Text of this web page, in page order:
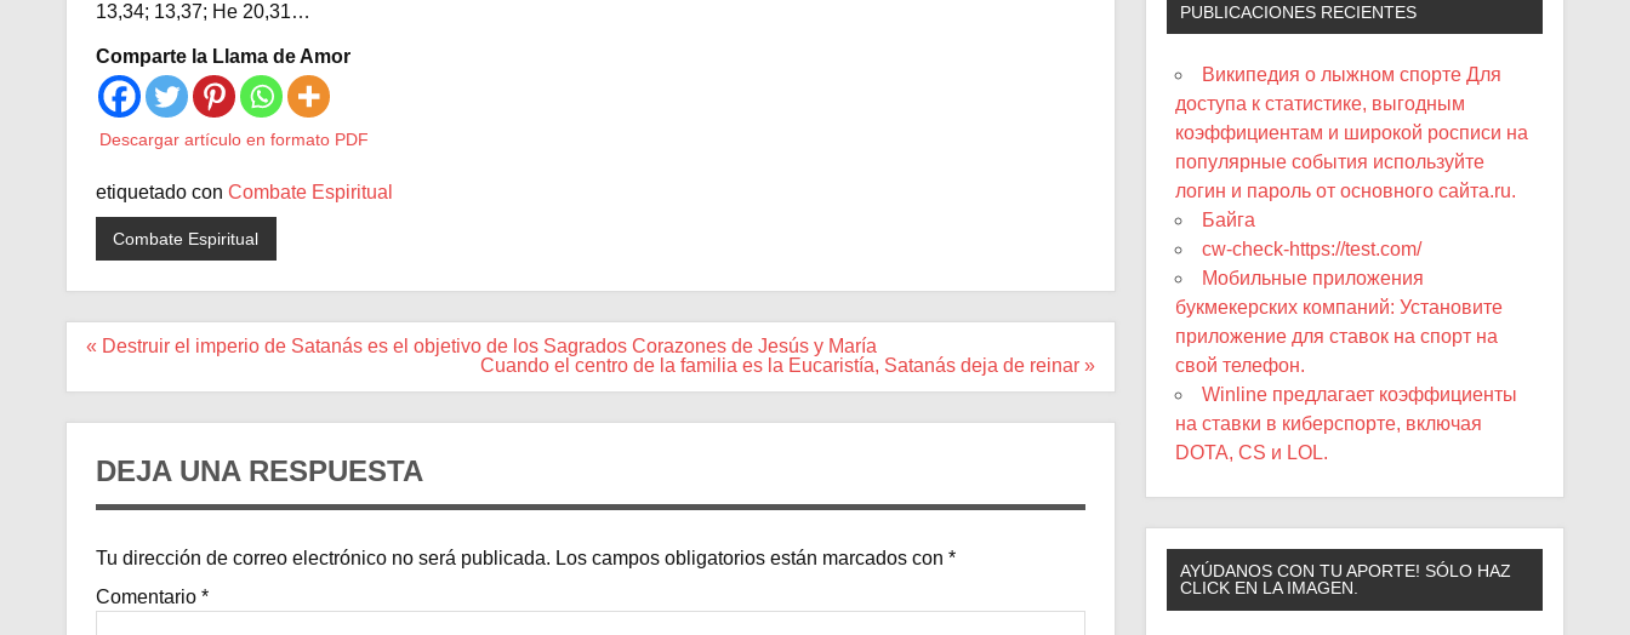
13,34; 13,37; He 20,31…
Comparte la Llama de Amor
Descargar artículo en formato PDF
etiquetado con Combate Espiritual
Combate Espiritual
Navegación
« Destruir el imperio de Satanás es el objetivo de los Sagrados Corazones de Jesús y María
Cuando el centro de la familia es la Eucaristía, Satanás deja de reinar »
DEJA UNA RESPUESTA
Tu dirección de correo electrónico no será publicada. Los campos obligatorios están marcados con *
Comentario *
PUBLICACIONES RECIENTES
Википедия о лыжном спорте Для
доступа к статистике, выгодным
коэффициентам и широкой росписи на
популярные события используйте
логин и пароль от основного сайта.ru.
Байга
cw-check-https://test.com/
Мобильные приложения
букмекерских компаний: Установите
приложение для ставок на спорт на
свой телефон.
Winline предлагает коэффициенты
на ставки в киберспорте, включая
DOTA, CS и LOL.
AYÚDANOS CON TU APORTE! SÓLO HAZ
CLICK EN LA IMAGEN.